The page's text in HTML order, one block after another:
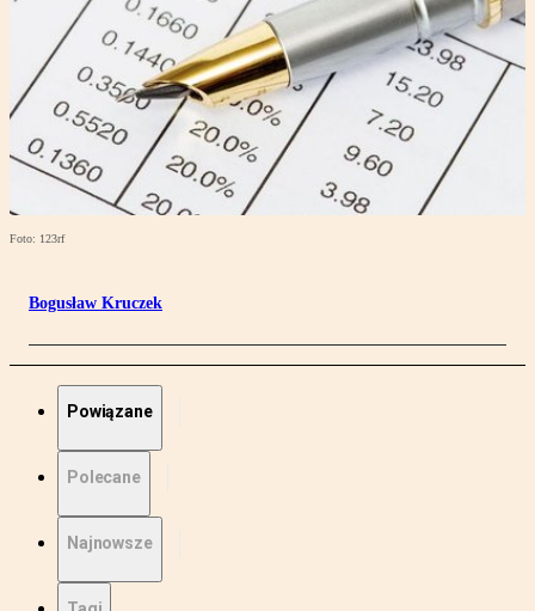
Foto: 123rf
Bogusław Kruczek
Powiązane
Polecane
Najnowsze